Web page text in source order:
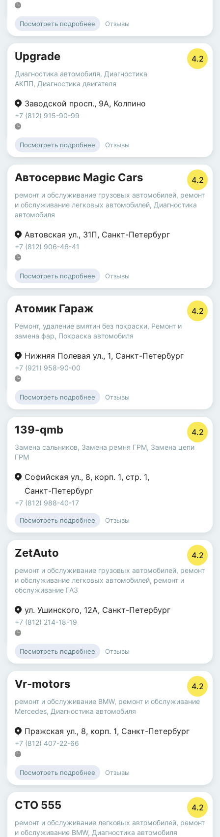
Посмотреть подробнее Отзывы
Upgrade 4.2
Диагностика автомобиля, Диагностика
АКПП, Диагностика двигателя
Заводской просп., 9А, Колпино
+7 (812) 915-90-99
Посмотреть подробнее Отзывы
Автосервис Magic Cars 4.2
ремонт и обслуживание грузовых автомобилей, ремонт
и обслуживание легковых автомобилей, Диагностика
автомобиля
Автовская ул., 31П, Санкт-Петербург
+7 (812) 906-46-41
Посмотреть подробнее Отзывы
Атомик Гараж 4.2
Ремонт, удаление вмятин без покраски, Ремонт и
замена фар, Покраска автомобиля
Нижняя Полевая ул., 1, Санкт-Петербург
+7 (921) 958-90-00
Посмотреть подробнее Отзывы
139-qmb 4.2
Замена сальников, Замена ремня ГРМ, Замена цепи
ГРМ
Софийская ул., 8, корп. 1, стр. 1,
Санкт-Петербург
+7 (812) 988-40-17
Посмотреть подробнее Отзывы
ZetAuto 4.2
ремонт и обслуживание грузовых автомобилей, ремонт
и обслуживание легковых автомобилей, ремонт и
обслуживание ГАЗ
ул. Ушинского, 12А, Санкт-Петербург
+7 (812) 214-18-19
Посмотреть подробнее Отзывы
Vr-motors 4.2
ремонт и обслуживание BMW, ремонт и обслуживание
Mercedes, Диагностика автомобиля
Пражская ул., 8, корп. 1, Санкт-Петербург
+7 (812) 407-22-66
Посмотреть подробнее Отзывы
СТО 555 4.2
ремонт и обслуживание легковых автомобилей, ремонт
и обслуживание BMW, Диагностика автомобиля